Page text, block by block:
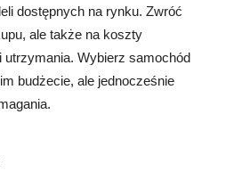
dostępnych na rynku. Zwróć
ale także na koszty
utrzymania. Wybierz samochód
budżecie, ale jednocześnie